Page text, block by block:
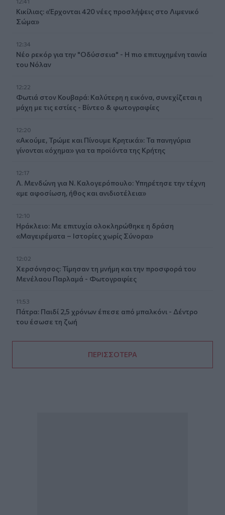
Κικίλιας: «Έρχονται 420 νέες προσλήψεις στο Λιμενικό
Σώμα»
12:34
Νέο ρεκόρ για την "Οδύσσεια" - Η πιο επιτυχημένη ταινία
του Νόλαν
12:22
Φωτιά στον Κουβαρά: Καλύτερη η εικόνα, συνεχίζεται η
μάχη με τις εστίες - Βίντεο & φωτογραφίες
12:20
«Ακούμε, Τρώμε και Πίνουμε Κρητικά»: Τα πανηγύρια
γίνονται «όχημα» για τα προϊόντα της Κρήτης
12:17
Λ. Μενδώνη για Ν. Καλογερόπουλο: Υπηρέτησε την τέχνη
«με αφοσίωση, ήθος και ανιδιοτέλεια»
12:10
Ηράκλειο: Με επιτυχία ολοκληρώθηκε η δράση
«Μαγειρέματα – Ιστορίες χωρίς Σύνορα»
12:02
Χερσόνησος: Τίμησαν τη μνήμη και την προσφορά του
Μενέλαου Παρλαμά - Φωτογραφίες
11:53
Πάτρα: Παιδί 2,5 χρόνων έπεσε από μπαλκόνι - Δέντρο
του έσωσε τη ζωή
ΠΕΡΙΣΣΟΤΕΡΑ